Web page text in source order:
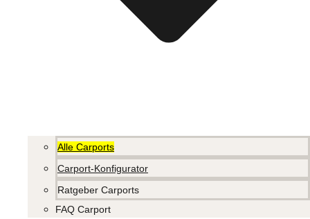
Alle Carports
Carport-Konfigurator
Ratgeber Carports
FAQ Carport